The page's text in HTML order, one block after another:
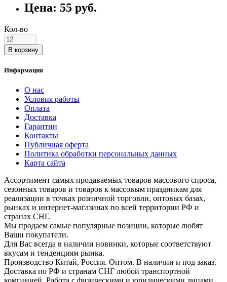
Цена: 55 руб.
Кол-во
В корзину
Информация
О нас
Условия работы
Оплата
Доставка
Гарантии
Контакты
Публичная оферта
Политика обработки персональных данных
Карта сайта
Ассортимент самых продаваемых товаров массового спроса,
сезонных товаров и товаров к массовым праздникам для
реализации в точках розничной торговли, оптовых базах,
рынках и интернет-магазинах по всей территории РФ и
странах СНГ.
Мы продаем самые популярные позиции, которые любят
Ваши покупатели.
Для Вас всегда в наличии новинки, которые соответствуют
вкусам и тенденциям рынка.
Производство Китай, Россия. Оптом. В наличии и под заказ.
Доставка по РФ и странам СНГ любой транспортной
компанией. Работа с физическими и юридическими лицами.